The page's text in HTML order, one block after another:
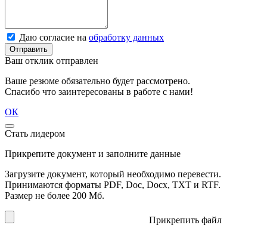
Даю согласие на обработку данных
Отправить
Ваш отклик отправлен
Ваше резюме обязательно будет рассмотрено.
Спасибо что заинтересованы в работе с нами!
ОК
Стать лидером
Прикрепите документ и заполните данные
Загрузите документ, который необходимо перевести.
Принимаются форматы PDF, Doc, Docx, TXT и RTF.
Размер не более 200 Мб.
Прикрепить файл